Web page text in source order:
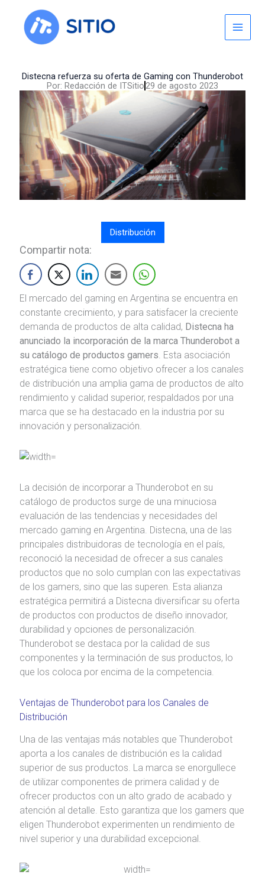
content
Distecna refuerza su oferta de Gaming con Thunderobot
Por: Redacción de ITSitio29 de agosto 2023
Distribución
Compartir nota:
El mercado del gaming en Argentina se encuentra en
constante crecimiento, y para satisfacer la creciente
demanda de productos de alta calidad, Distecna ha
anunciado la incorporación de la marca Thunderobot a
su catálogo de productos gamers . Esta asociación
estratégica tiene como objetivo ofrecer a los canales
de distribución una amplia gama de productos de alto
rendimiento y calidad superior, respaldados por una
marca que se ha destacado en la industria por su
innovación y personalización.
La decisión de incorporar a Thunderobot en su
catálogo de productos surge de una minuciosa
evaluación de las tendencias y necesidades del
mercado gaming en Argentina. Distecna, una de las
principales distribuidoras de tecnología en el país,
reconoció la necesidad de ofrecer a sus canales
productos que no solo cumplan con las expectativas
de los gamers, sino que las superen. Esta alianza
estratégica permitirá a Distecna diversificar su oferta
de productos con productos de diseño innovador,
durabilidad y opciones de personalización.
Thunderobot se destaca por la calidad de sus
componentes y la terminación de sus productos, lo
que los coloca por encima de la competencia.
Ventajas de Thunderobot para los Canales de
Distribución
Una de las ventajas más notables que Thunderobot
aporta a los canales de distribución es la calidad
superior de sus productos. La marca se enorgullece
de utilizar componentes de primera calidad y de
ofrecer productos con un alto grado de acabado y
atención al detalle. Esto garantiza que los gamers que
eligen Thunderobot experimenten un rendimiento de
nivel superior y una durabilidad excepcional.